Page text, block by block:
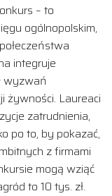
– to
ogólnopolskim,
integruje
wyzwań
żywności. Laureaci
zatrudnienia,
po to, by pokazać,
z firmami
mogą wziąć
to 10 tys. zł.